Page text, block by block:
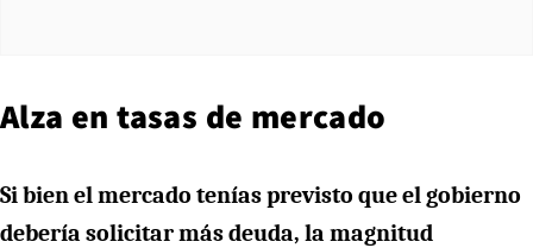
Alza en tasas de mercado
Si bien el mercado tenías previsto que el gobierno
debería solicitar más deuda, la magnitud